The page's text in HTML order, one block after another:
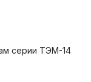
серии ТЭМ-14